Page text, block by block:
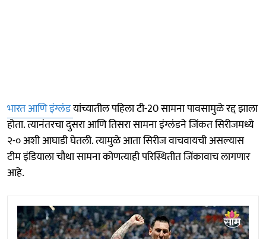
भारत आणि इंग्लंडयांच्यातील पहिला टी-20 सामना पावसामुळे रद्द झाला
होता. त्यानंतरचा दुसरा आणि तिसरा सामना इंग्लंडने जिंकत सिरीजमध्ये
२-० अशी आघाडी घेतली. त्यामुळे आता सिरीज वाचवायची असल्यास
टीम इंडियाला चौथा सामना कोणत्याही परिस्थितीत जिंकावाच लागणार
आहे.